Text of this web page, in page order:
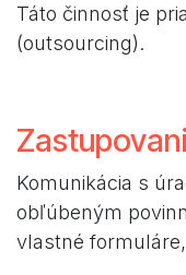
Táto činnosť je
(outsourcing).
Komunikácia s
obľúbeným
vlastné